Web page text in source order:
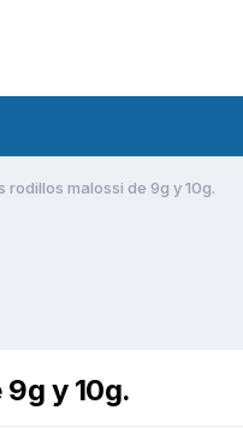
rodillos malossi de 9g y 10g.
y 10g.